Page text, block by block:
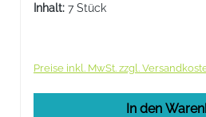
Schwangere spätestens ab
Inhalt: 7 Stück
Preise inkl. MwSt. zzgl.
In den